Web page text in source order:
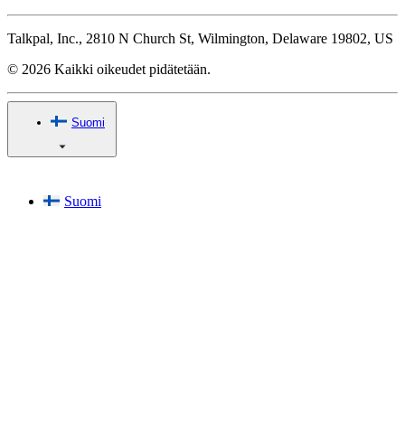
Talkpal, Inc., 2810 N Church St, Wilmington, Delaware 19802, US
© 2026 Kaikki oikeudet pidätetään.
Suomi
Suomi